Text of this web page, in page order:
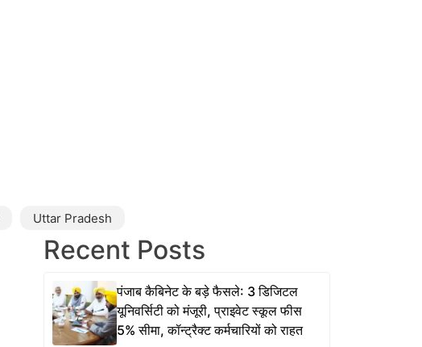
Uttar Pradesh
Recent Posts
पंजाब कैबिनेट के बड़े फैसले: 3 डिजिटल
यूनिवर्सिटी को मंजूरी, प्राइवेट स्कूल फीस
5% सीमा, कॉन्ट्रैक्ट कर्मचारियों को राहत